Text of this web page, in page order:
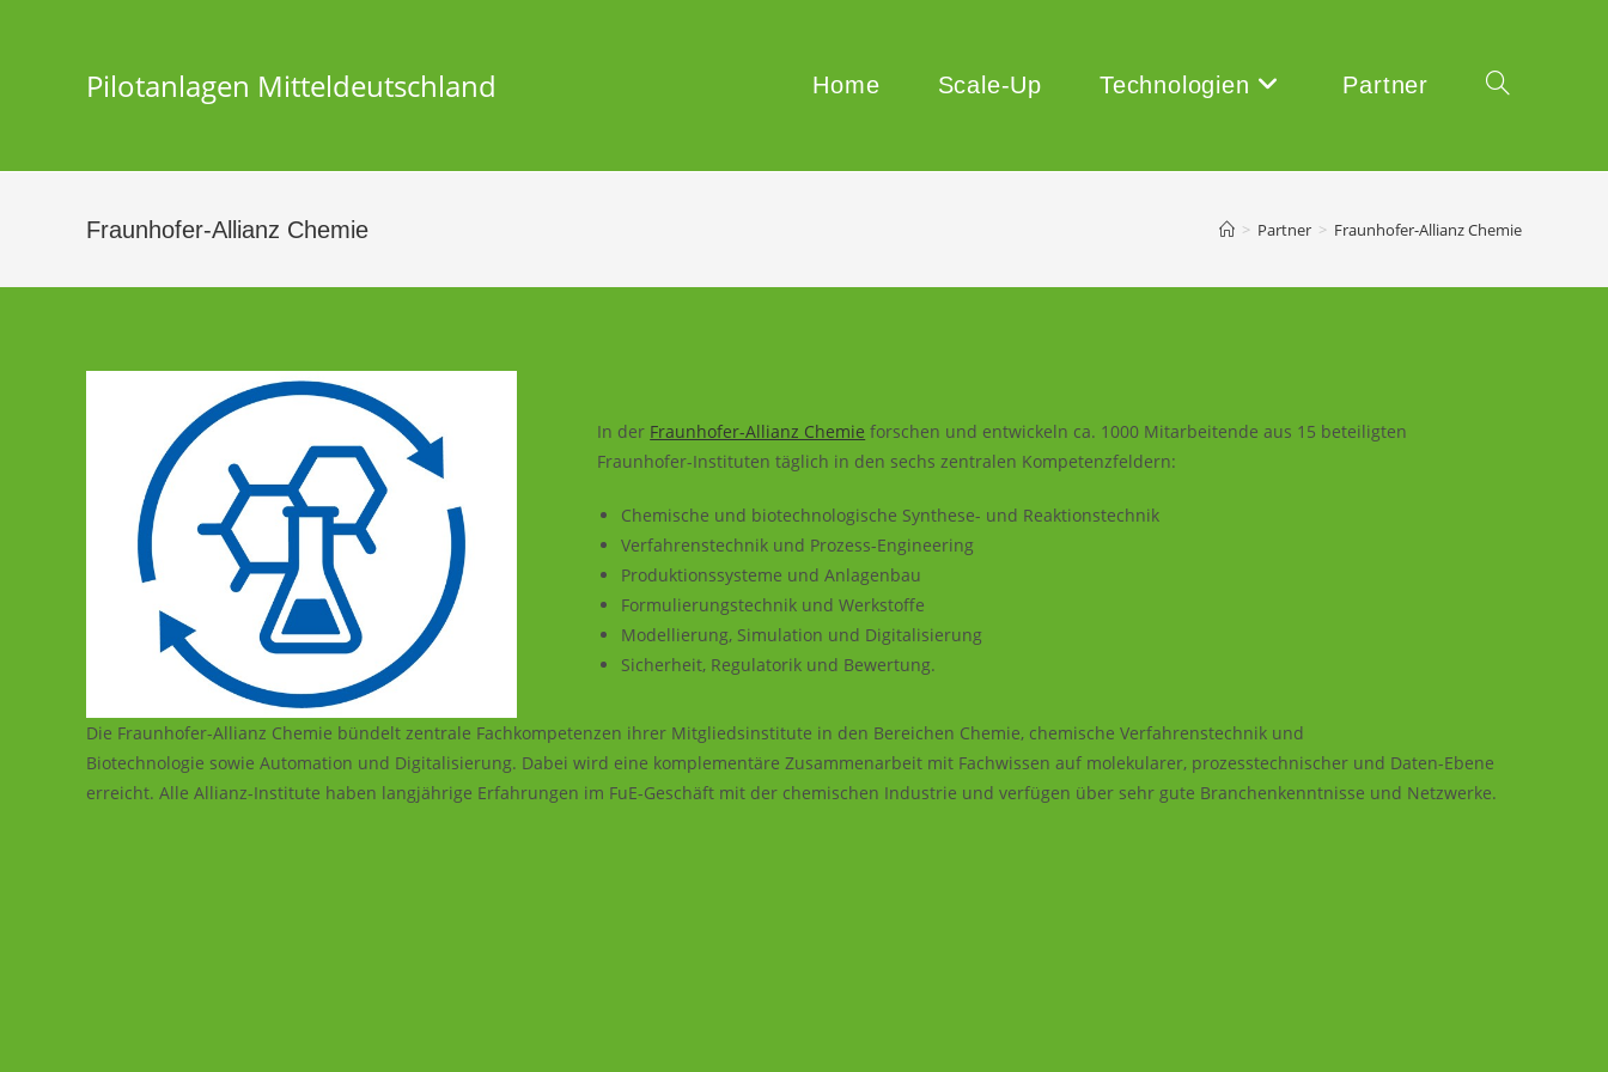
Pilotanlagen Mitteldeutschland Home Scale-Up Technologien Partner Website-
Fraunhofer-Allianz Chemie > Partner > Fraunhofer-Allianz Chemie
In der Fraunhofer-Allianz Chemie forschen und entwickeln ca. 1000 Mitarbeitende aus 15 beteiligten
Fraunhofer-Instituten täglich in den sechs zentralen Kompetenzfeldern:
Chemische und biotechnologische Synthese- und Reaktionstechnik
Verfahrenstechnik und Prozess-Engineering
Produktionssysteme und Anlagenbau
Formulierungstechnik und Werkstoffe
Modellierung, Simulation und Digitalisierung
Sicherheit, Regulatorik und Bewertung.
Die Fraunhofer-Allianz Chemie bündelt zentrale Fachkompetenzen ihrer Mitgliedsinstitute in den Bereichen Chemie, chemische Verfahrenstechnik und
Biotechnologie sowie Automation und Digitalisierung. Dabei wird eine komplementäre Zusammenarbeit mit Fachwissen auf molekularer, prozesstechnischer und Daten-Ebene
erreicht. Alle Allianz-Institute haben langjährige Erfahrungen im FuE-Geschäft mit der chemischen Industrie und verfügen über sehr gute Branchenkenntnisse und Netzwerke.